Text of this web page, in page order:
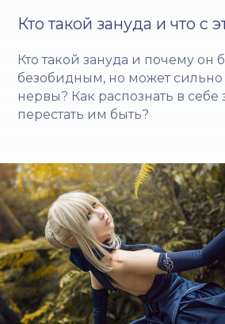
Кто такой зануда и что с
Кто такой зануда и почему он
безобидным, но может сильно
нервы? Как распознать в себе
перестать им быть?